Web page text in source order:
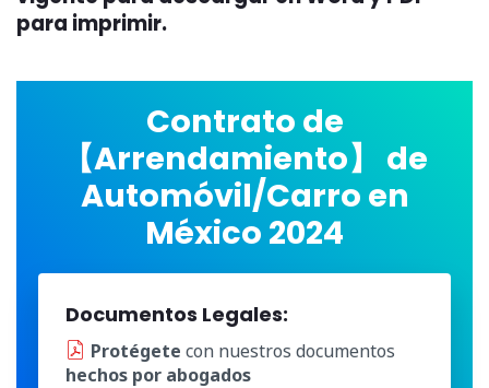
para imprimir.
Contrato de
【Arrendamiento】 de
Automóvil/Carro en
México 2024
Documentos Legales:
Protégete con nuestros documentos
hechos por abogados